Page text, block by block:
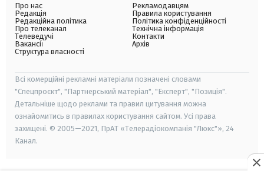
Про нас
Редакція
Редакційна політика
Про телеканал
Телеведучі
Вакансії
Структура власності
Рекламодавцям
Правила користування
Політика конфіденційності
Технічна інформація
Контакти
Архів
Всі комерційні рекламні матеріали позначені словами
"Спецпроєкт", "Партнерський матеріал", "Експерт", "Позиція".
Детальніше щодо реклами та правил цитування можна
ознайомитись в правилах користування сайтом. Усі права
захищені. © 2005—2021, ПрАТ «Телерадіокомпанія "Люкс"», 24
Канал.